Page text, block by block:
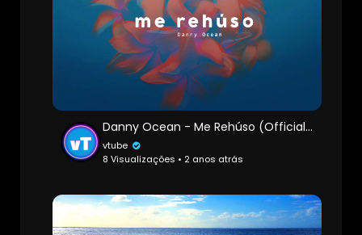
Danny Ocean - Me Rehúso (Official Audio)
vtube
8 Visualizações • 2 anos atrás